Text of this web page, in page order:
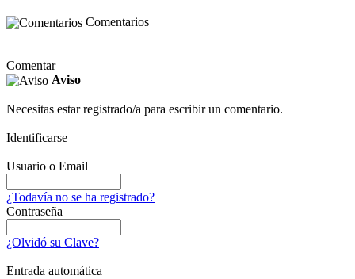
Comentarios
Comentar
Aviso
Necesitas estar registrado/a para escribir un comentario.
Identificarse
Usuario o Email
¿Todavía no se ha registrado?
Contraseña
¿Olvidó su Clave?
Entrada automática